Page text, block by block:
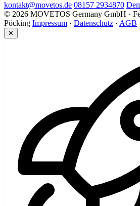
kontakt@movetos.de 08157 2934870
© 2026 MOVETOS Germany GmbH ·
Pöcking Impressum · Datenschutz · AGB
✕